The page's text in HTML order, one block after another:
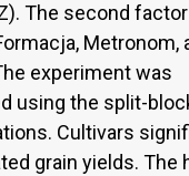
The second
Metronom,
experiment was
using the split-
Cultivars
grain yields. The